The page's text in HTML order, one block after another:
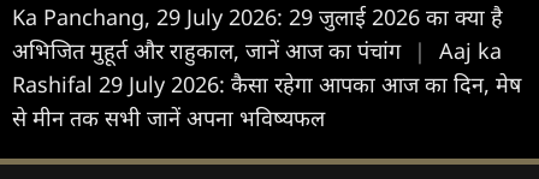
Ka Panchang, 29 July 2026: 29 जुलाई 2026 का क्या है
अभिजित मुहूर्त और राहुकाल, जानें आज का पंचांग |
Aaj ka
Rashifal 29 July 2026: कैसा रहेगा आपका आज का द‍िन, मेष
से मीन तक सभी जानें अपना भविष्यफल